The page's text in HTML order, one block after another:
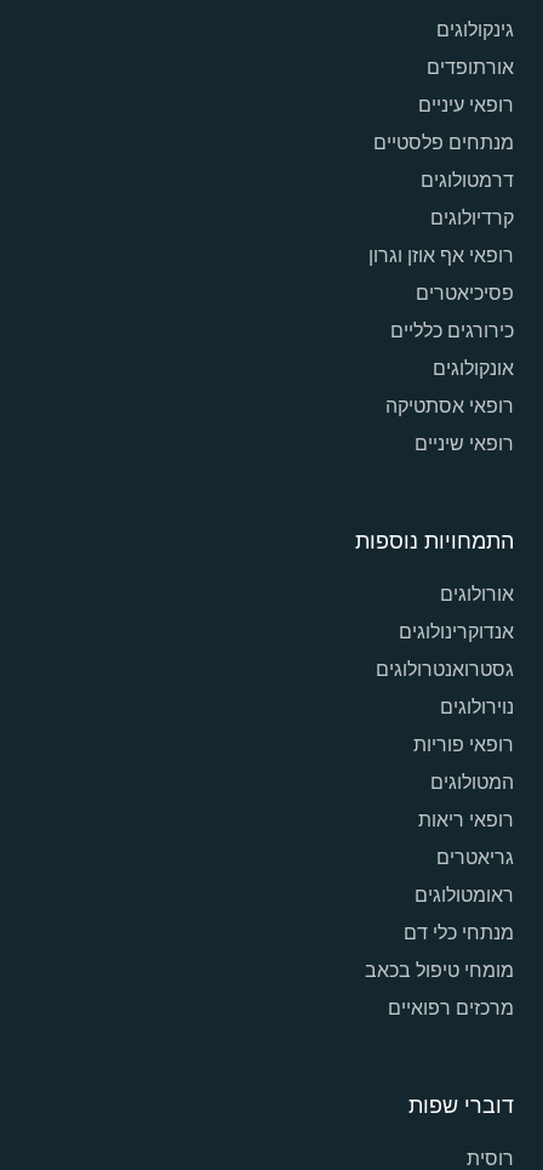
גינקולוגים
אורתופדים
רופאי עיניים
מנתחים פלסטיים
דרמטולוגים
קרדיולוגים
רופאי אף אוזן וגרון
פסיכיאטרים
כירורגים כלליים
אונקולוגים
רופאי אסתטיקה
רופאי שיניים
התמחויות נוספות
אורולוגים
אנדוקרינולוגים
גסטרואנטרולוגים
נוירולוגים
רופאי פוריות
המטולוגים
רופאי ריאות
גריאטרים
ראומטולוגים
מנתחי כלי דם
מומחי טיפול בכאב
מרכזים רפואיים
דוברי שפות
רוסית